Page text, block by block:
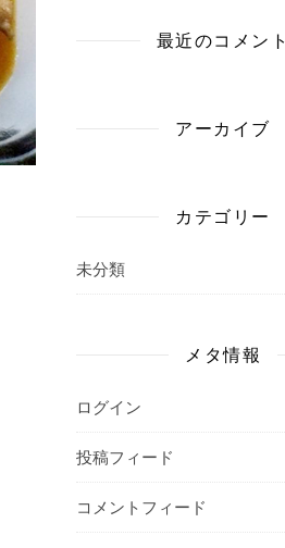
最近のコメント
アーカイブ
カテゴリー
未分類
メタ情報
ログイン
投稿フィード
コメントフィード